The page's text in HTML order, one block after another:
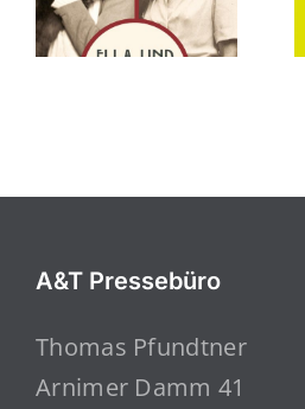
A&T Pressebüro
Thomas Pfundtner
Arnimer Damm 41